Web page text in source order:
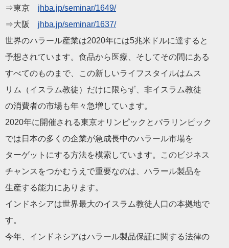
⇒東京 jhba.jp/seminar/1649/
⇒大阪 jhba.jp/seminar/1637/
世界のハラール産業は2020年には5兆米ドルに達すると
予想されています。食品から医療、そしてその間にある
すべてのものまで、この新しいライフスタイルはムス
リム（イスラム教徒）だけに限らず、非イスラム教徒
の消費者の市場も年々急増しています。
2020年に開催される東京オリンピックとパラリンピック
では日本の多くの企業が急成長中のハラール市場を
ターゲットにする方法を模索しています。このビジネス
チャンスをつかむうえで重要なのは、ハラール製品を
生産する能力にあります。
インドネシアは世界最大のイスラム教徒人口の本拠地で
す。
今年、インドネシアはハラール製品保証に関する法律の